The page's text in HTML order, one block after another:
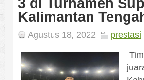
3 di Turnamen
Kalimantan
Agustus 18, 2022 prestasi